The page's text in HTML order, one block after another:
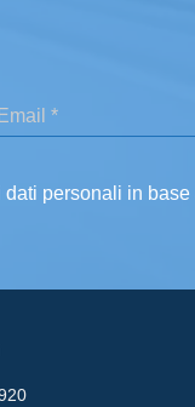
personali in base